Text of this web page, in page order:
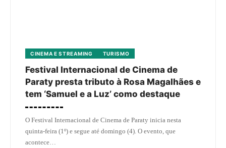
CINEMA E STREAMING TURISMO
Festival Internacional de Cinema de
Paraty presta tributo à Rosa Magalhães e
tem ‘Samuel e a Luz’ como destaque
O Festival Internacional de Cinema de Paraty inicia nesta
quinta-feira (1º) e segue até domingo (4). O evento, que
acontece…